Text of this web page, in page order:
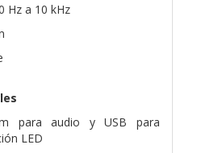
Hz a 10 kHz
para audio y USB para
LED